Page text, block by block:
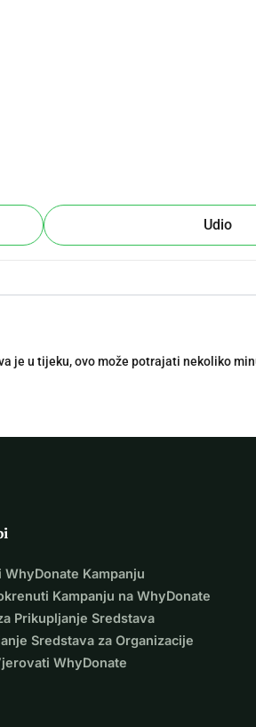
i moralno pogrešna. Nalazi
da se svi pogođeni, kao i
nepravedno i neprimjereno
je potrebna vaša pomoć. Molimo
Udio
je u tijeku, ovo može potrajati nekoliko
WhyDonate Kampanju
Kampanju na WhyDonate
Prikupljanje Sredstava
Sredstava za Organizacije
WhyDonate